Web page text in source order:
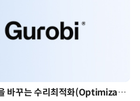
AI 시대의 의사결정을 바꾸는 수리최적화(Optimization): 실제 산업 적용 사례와 활용 전략